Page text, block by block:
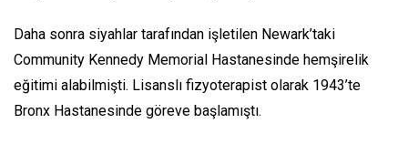
Daha sonra siyahlar tarafından işletilen Newark’taki
Community Kennedy Memorial Hastanesinde hemşirelik
eğitimi alabilmişti. Lisanslı fizyoterapist olarak 1943’te
Bronx Hastanesinde göreve başlamıştı.